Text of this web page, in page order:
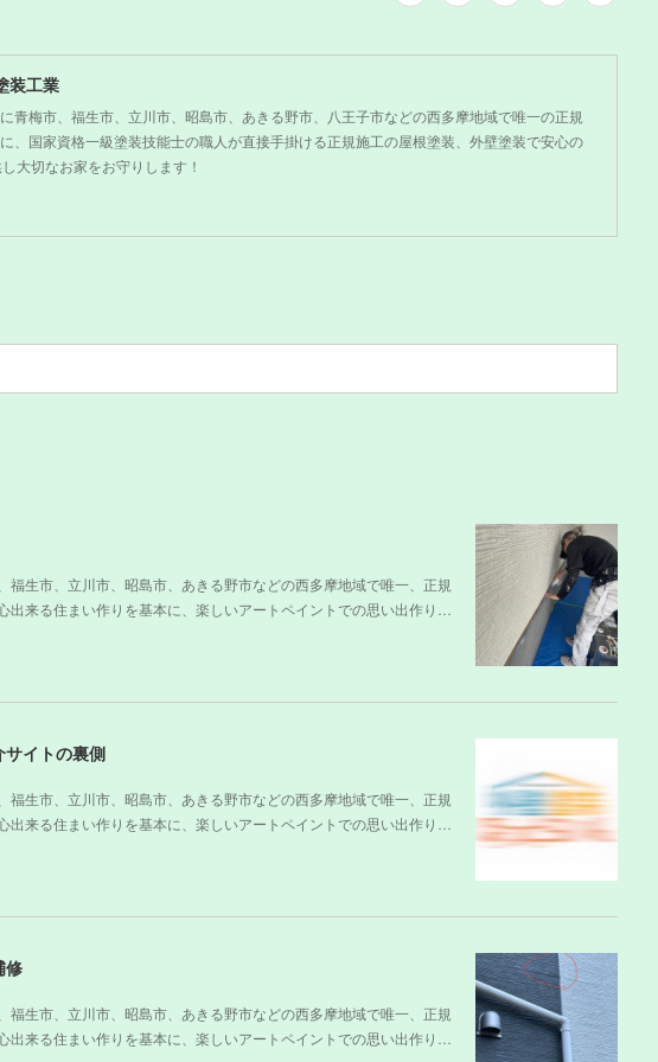
装工業
青梅市、福生市、立川市、昭島市、あきる野市、八王子市などの西多摩地域で唯一の正規
、国家資格一級塗装技能士の職人が直接手掛ける正規施工の屋根塗装、外壁塗装で安心の
大切なお家をお守りします！
福生市、立川市、昭島市、あきる野市などの西多摩地域で唯一、正規
来る住まい作りを基本に、楽しいアートペイントでの思い出作り…
イトの裏側
福生市、立川市、昭島市、あきる野市などの西多摩地域で唯一、正規
来る住まい作りを基本に、楽しいアートペイントでの思い出作り…
修
福生市、立川市、昭島市、あきる野市などの西多摩地域で唯一、正規
来る住まい作りを基本に、楽しいアートペイントでの思い出作り…